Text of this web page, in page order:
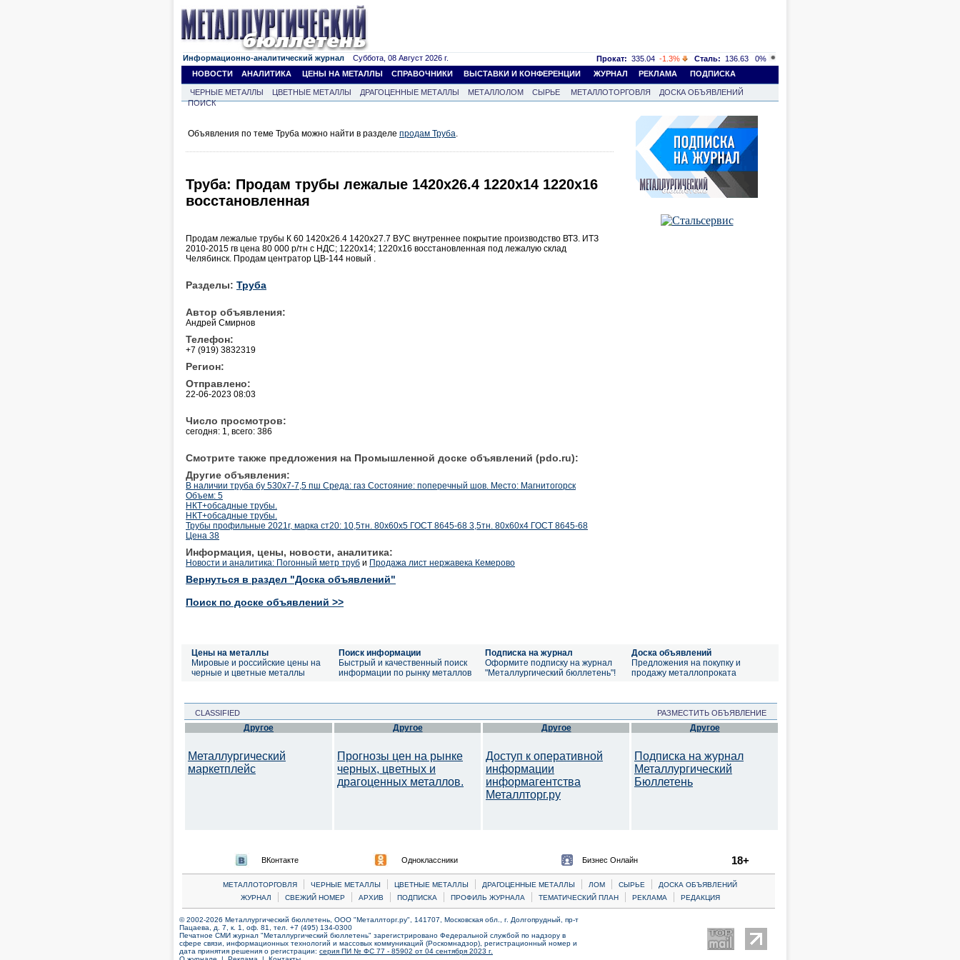
Информационно-аналитический журнал Суббота, 08 Август 2026 г. Прокат: 335.04 -1.3% Сталь: 136.63
0%
НОВОСТИ
АНАЛИТИКА ЦЕНЫ НА МЕТАЛЛЫ СПРАВОЧНИКИ ВЫСТАВКИ И КОНФЕРЕНЦИИ ЖУРНАЛ РЕКЛАМА ПОДПИСКА
ЧЕРНЫЕ МЕТАЛЛЫ ЦВЕТНЫЕ МЕТАЛЛЫ ДРАГОЦЕННЫЕ МЕТАЛЛЫ МЕТАЛЛОЛОМ СЫРЬЕ МЕТАЛЛОТОРГОВЛЯ
ДОСКА ОБЪЯВЛЕНИЙ
ПОИСК
Объявления по теме Труба можно найти в разделе продам Труба.
Труба: Продам трубы лежалые 1420х26.4 1220х14 1220х16
восстановленная
Продам лежалые трубы К 60 1420х26.4 1420х27.7 ВУС внутреннее покрытие производство ВТЗ. ИТЗ
2010-2015 гв цена 80 000 р/тн с НДС; 1220х14; 1220х16 восстановленная под лежалую склад
Челябинск. Продам центратор ЦВ-144 новый .
Разделы: Труба
Автор объявления:
Андрей Смирнов
Телефон:
+7 (919) 3832319
Регион:
Отправлено:
22-06-2023 08:03
Число просмотров:
сегодня: 1, всего: 386
Смотрите также предложения на Промышленной доске объявлений (pdo.ru):
Другие объявления:
В наличии труба бу 530х7-7,5 пш Среда: газ Состояние: поперечный шов. Место: Магнитогорск
Объем: 5
НКТ+обсадные трубы.
НКТ+обсадные трубы.
Трубы профильные 2021г, марка ст20: 10,5тн. 80х60х5 ГОСТ 8645-68 3,5тн. 80х60х4 ГОСТ 8645-68
Цена 38
Информация, цены, новости, аналитика:
Новости и аналитика: Погонный метр труб и Продажа лист нержавека Кемерово
Вернуться в раздел "Доска объявлений"
Поиск по доске объявлений >>
Цены на металлы
Мировые и российские цены на
черные и цветные металлы
Поиск информации
Быстрый и качественный поиск
информации по рынку металлов
Подписка на журнал
Оформите подписку на журнал
"Металлургический бюллетень"!
Доска объявлений
Предложения на покупку и
продажу металлопроката
CLASSIFIED РАЗМЕСТИТЬ ОБЪЯВЛЕНИЕ
Другое
Металлургический
маркетплейс
Другое
Прогнозы цен на рынке
черных, цветных и
драгоценных металлов.
Другое
Доступ к оперативной
информации
информагентства
Металлторг.ру
Другое
Подписка на журнал
Металлургический
Бюллетень
ВКонтакте Одноклассники Бизнес Онлайн 18+
МЕТАЛЛОТОРГОВЛЯ | ЧЕРНЫЕ МЕТАЛЛЫ | ЦВЕТНЫЕ МЕТАЛЛЫ | ДРАГОЦЕННЫЕ МЕТАЛЛЫ | ЛОМ | CЫРЬЕ |
ДОСКА ОБЪЯВЛЕНИЙ
ЖУРНАЛ
| СВЕЖИЙ НОМЕР | АРХИВ | ПОДПИСКА | ПРОФИЛЬ ЖУРНАЛА | ТЕМАТИЧЕСКИЙ ПЛАН | РЕКЛАМА | РЕДАКЦИЯ
© 2002-2026 Металлургический бюллетень, ООО "Металлторг.ру", 141707, Московская обл., г. Долгопрудный, пр-т
Пацаева, д. 7, к. 1, оф. 81, тел. +7 (495) 134-0300
Печатное СМИ журнал "Металлургический бюллетень" зарегистрировано Федеральной службой по надзору в
сфере связи, информационных технологий и массовых коммуникаций (Роскомнадзор), регистрационный номер и
дата принятия решения о регистрации: серия ПИ № ФС 77 - 85902 от 04 сентября 2023 г.